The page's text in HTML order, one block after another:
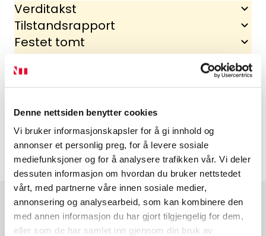
Denne nettsiden benytter cookies
Vi bruker informasjonskapsler for å gi innhold og
annonser et personlig preg, for å levere sosiale
mediefunksjoner og for å analysere trafikken vår. Vi deler
dessuten informasjon om hvordan du bruker nettstedet
vårt, med partnerne våre innen sosiale medier,
annonsering og analysearbeid, som kan kombinere den
med annen informasjon du har gjort tilgjengelig for dem,
eller som de har samlet inn gjennom din bruk av
Verditakst
Tilstandsrapport
Festet tomt
Heftelse
Areal
De vanligste boligformene